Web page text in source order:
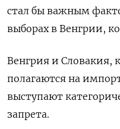
стал бы важным
выборах в Венгрии,
Венгрия и Словакия,
полагаются на
выступают
запрета.